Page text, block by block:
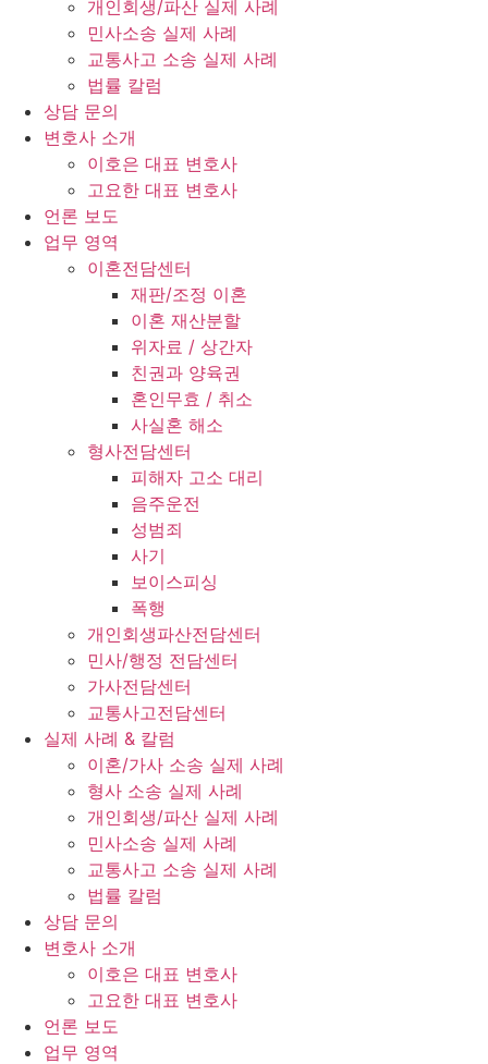
개인회생/파산 실제 사례
민사소송 실제 사례
교통사고 소송 실제 사례
법률 칼럼
상담 문의
변호사 소개
이호은 대표 변호사
고요한 대표 변호사
언론 보도
업무 영역
이혼전담센터
재판/조정 이혼
이혼 재산분할
위자료 / 상간자
친권과 양육권
혼인무효 / 취소
사실혼 해소
형사전담센터
피해자 고소 대리
음주운전
성범죄
사기
보이스피싱
폭행
개인회생파산전담센터
민사/행정 전담센터
가사전담센터
교통사고전담센터
실제 사례 & 칼럼
이혼/가사 소송 실제 사례
형사 소송 실제 사례
개인회생/파산 실제 사례
민사소송 실제 사례
교통사고 소송 실제 사례
법률 칼럼
상담 문의
변호사 소개
이호은 대표 변호사
고요한 대표 변호사
언론 보도
업무 영역